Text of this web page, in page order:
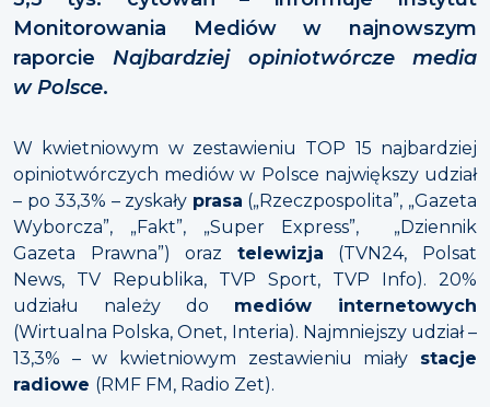
Monitorowania Mediów w najnowszym
raporcieNajbardziej opiniotwórcze media
w Polsce.
W kwietniowym w zestawieniu TOP 15 najbardziej
opiniotwórczych mediów w Polsce największy udział
– po 33,3% – zyskały prasa („Rzeczpospolita”, „Gazeta
Wyborcza”, „Fakt”, „Super Express”, „Dziennik
Gazeta Prawna”) oraz telewizja (TVN24, Polsat
News, TV Republika, TVP Sport, TVP Info). 20%
udziału należy do mediów internetowych
(Wirtualna Polska, Onet, Interia). Najmniejszy udział –
13,3% – w kwietniowym zestawieniu miały stacje
radiowe (RMF FM, Radio Zet).